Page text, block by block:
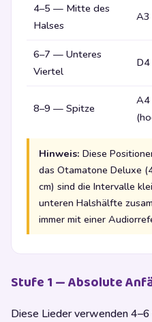
4–5 — Mitte des
Halses
A3
6–7 — Unteres
Viertel
D4
8–9 — Spitze
A4
Hinweis: Diese
das Otamatone Deluxe
cm) sind die Intervalle
unteren Halshälfte
immer mit einer
Stufe 1 — Absolute
Diese Lieder verwenden